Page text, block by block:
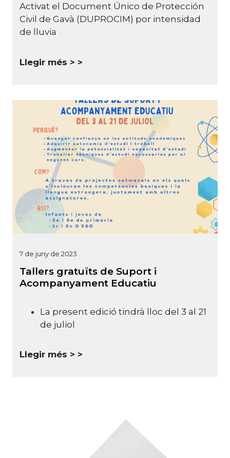
Activat el Document Único de Protección
Civil de Gavà (DUPROCIM) por intensidad
de lluvia
Llegir més >
7 de juny de 2023
Tallers gratuïts de Suport i
Acompanyament Educatiu
La present edició tindrà lloc del 3 al 21
de juliol
Llegir més >